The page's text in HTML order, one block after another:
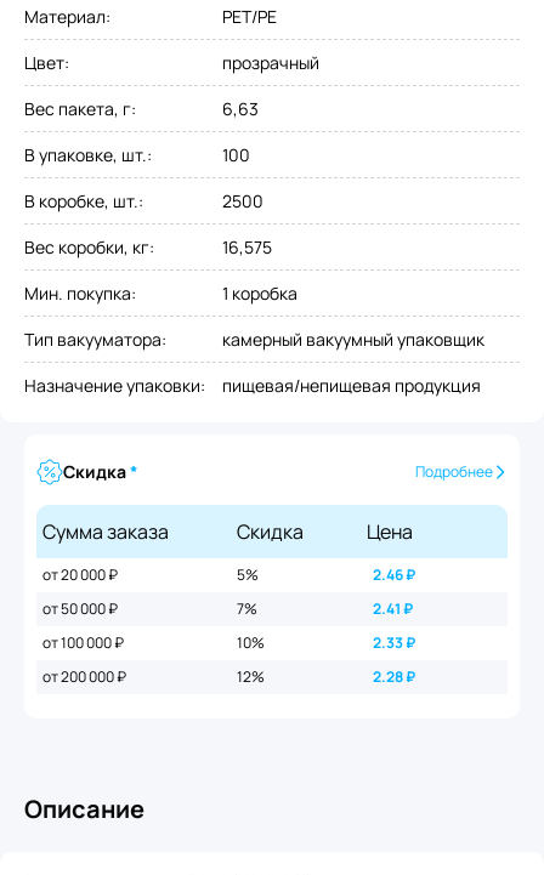
Материал:
PET/PE
Цвет:
прозрачный
Вес пакета, г:
6,63
В упаковке, шт.:
100
В коробке, шт.:
2500
Вес коробки, кг:
16,575
Мин. покупка:
1 коробка
Тип вакууматора:
камерный вакуумный упаковщик
Назначение упаковки: пищевая/непищевая продукция
Скидка* Подробнее
Сумма заказа Скидка Цена
от 20 000 ₽ 5% 2.46₽
от 50 000 ₽
7% 2.41₽
от 100 000 ₽
10% 2.33₽
от 200 000 ₽
12% 2.28₽
Описание